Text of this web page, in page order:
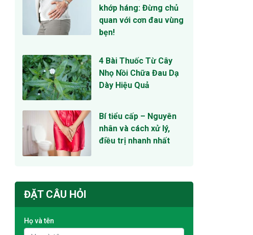
khớp háng: Đừng chủ
quan với cơn đau vùng
bẹn!
4 Bài Thuốc Từ Cây
Nhọ Nồi Chữa Đau Dạ
Dày Hiệu Quả
Bí tiểu cấp – Nguyên
nhân và cách xử lý,
điều trị nhanh nhất
ĐẶT CÂU HỎI
Họ và tên